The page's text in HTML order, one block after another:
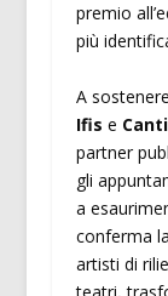
premio
più
A
Ifis e
partner
gli
a
conferma
artisti di
teatri,